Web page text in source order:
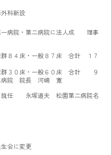
科新設
一病院・第二病院に法人成 理事
群８４床・一般８７床 合計 １７
群３０床・一般６０床 合計 ９
病院 院長 河嶋 寛
就任 永塚道夫 松園第二病院名
会に変更